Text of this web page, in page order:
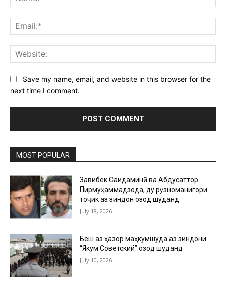
Save my name, email, and website in this browser for the
next time I comment.
MOST POPULAR
Завқибек Саидаминӣ ва Абдусаттор
Пирмуҳаммадзода, ду рӯзноманигори
тоҷик аз зиндон озод шуданд
July 18, 2026
Беш аз ҳазор маҳкумшуда аз зиндони
“Якум Советский” озод шуданд
July 10, 2026